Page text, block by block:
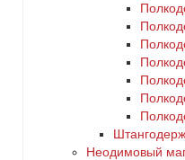
Неодимовый